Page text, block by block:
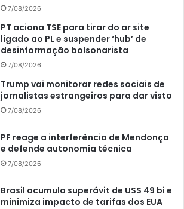
7/08/2026
PT aciona TSE para tirar do ar site
ligado ao PL e suspender ‘hub’ de
desinformação bolsonarista
7/08/2026
Trump vai monitorar redes sociais de
jornalistas estrangeiros para dar visto
7/08/2026
PF reage a interferência de Mendonça
e defende autonomia técnica
7/08/2026
Brasil acumula superávit de US$ 49 bi e
minimiza impacto de tarifas dos EUA